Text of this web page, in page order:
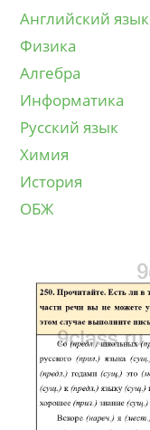
Английский язык
Физика
Алгебра
Информатика
Русский язык
Химия
История
ОБЖ